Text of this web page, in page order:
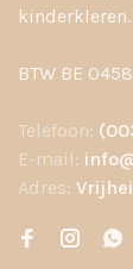
kinderkleren.
BTW BE
Telefoon:
E-mail:
Adres: